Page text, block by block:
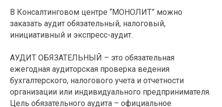
В Консалтинговом центре “МОНОЛИТ” можно
заказать аудит обязательный, налоговый,
инициативный и экспресс-аудит.
АУДИТ ОБЯЗАТЕЛЬНЫЙ – это обязательная
ежегодная аудиторская проверка ведения
бухгалтерского, налогового учета и отчетности
организации или индивидуального предпринимателя.
Цель обязательного аудита – официальное